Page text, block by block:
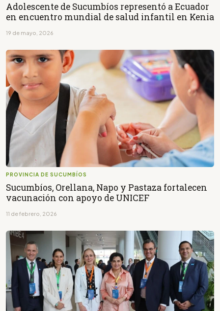
Adolescente de Sucumbíos representó a Ecuador
en encuentro mundial de salud infantil en Kenia
19 de mayo, 2026
PROVINCIA DE SUCUMBÍOS
Sucumbíos, Orellana, Napo y Pastaza fortalecen
vacunación con apoyo de UNICEF
11 de febrero, 2026